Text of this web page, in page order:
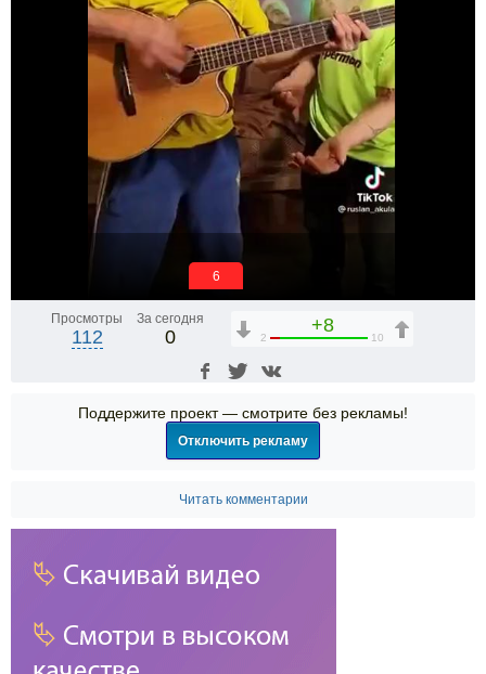
6
Просмотры
112
За сегодня
0
+8
2 10
Поддержите проект — смотрите без рекламы!
Отключить рекламу
Читать комментарии